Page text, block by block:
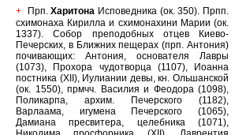
+ Прп.Харитона Исповедника (ок. 350). Прпп.
схимонаха Кирилла и схимонахини Марии (ок.
1337).Собор преподобных отцев Киево-
Печерских, в Ближних пещерах (прп. Антония)
почивающих: Антония, основателя Лавры
(1073), Прохора чудотворца (1107), Иоанна
постника (XII), Иулиании девы, кн. Ольшанской
(ок. 1550), прмчч. Василия и Феодора (1098),
Поликарпа, архим. Печерского (1182),
Варлаама, игумена Печерского (1065),
Дамиана пресвитера, целебника (1071),